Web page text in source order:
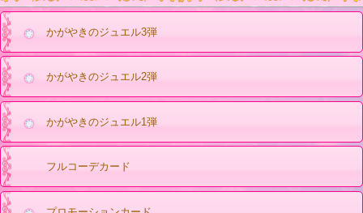
かがやきのジュエル3弾
かがやきのジュエル2弾
かがやきのジュエル1弾
フルコーデカード